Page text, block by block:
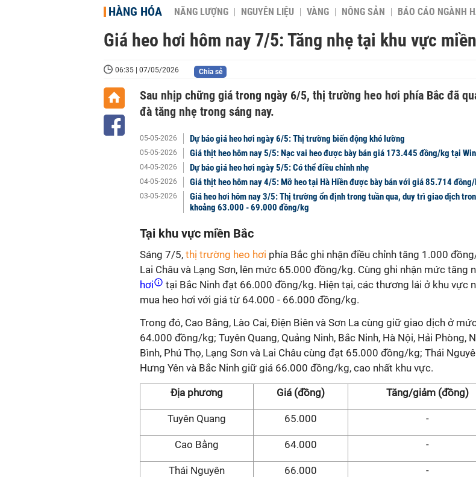
HÀNG HÓA NĂNG LƯỢNG NGUYÊN LIỆU VÀNG NÔNG SẢN BÁO CÁO NGÀNH
Giá heo hơi hôm nay 7/5: Tăng nhẹ tại khu vực
06:35 | 07/05/2026 Chia sẻ
Sau nhịp chững giá trong ngày 6/5, thị trường heo hơi phía Bắc đã
đà tăng nhẹ trong sáng nay.
05-05-2026 Dự báo giá heo hơi ngày 6/5: Thị trường biến động khó lường
05-05-2026 Giá thịt heo hôm nay 5/5: Nạc vai heo được bày bán giá 173.445 đồng/kg tại
04-05-2026 Dự báo giá heo hơi ngày 5/5: Có thể điều chỉnh nhẹ
04-05-2026 Giá thịt heo hôm nay 4/5: Mỡ heo tại Hà Hiền được bày bán với giá 85.714
03-05-2026
Giá heo hơi hôm nay 3/5: Thị trường ổn định trong tuần qua, duy trì giao dịch
khoảng 63.000 - 69.000 đồng/kg
Tại khu vực miền Bắc
Sáng 7/5, thị trường heo hơi phía Bắc ghi nhận điều chỉnh tăng 1.000
Lai Châu và Lạng Sơn, lên mức 65.000 đồng/kg. Cùng ghi nhận mức tăng
hơi
tại Bắc Ninh đạt 66.000 đồng/kg. Hiện tại, các thương lái ở khu vực
mua heo hơi với giá từ 64.000 - 66.000 đồng/kg.
Trong đó, Cao Bằng, Lào Cai, Điện Biên và Sơn La cùng giữ giao dịch ở
64.000 đồng/kg; Tuyên Quang, Quảng Ninh, Bắc Ninh, Hà Nội, Hải Phòng,
Bình, Phú Thọ, Lạng Sơn và Lai Châu cùng đạt 65.000 đồng/kg; Thái
Hưng Yên và Bắc Ninh giữ giá 66.000 đồng/kg, cao nhất khu vực.
Địa phương Giá (đồng) Tăng/giảm (đồng)
Tuyên Quang 65.000 -
Cao Bằng 64.000 -
Thái Nguyên 66.000 -